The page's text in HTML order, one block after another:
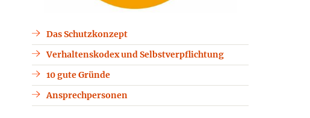
Das Schutzkonzept
Verhaltenskodex und Selbstverpflichtung
10 gute Gründe
Ansprechpersonen